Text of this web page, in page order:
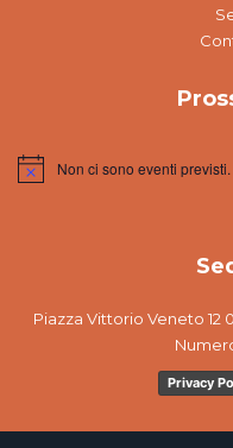
Non ci sono eventi previsti.
Piazza Vittorio Veneto 12
Privacy